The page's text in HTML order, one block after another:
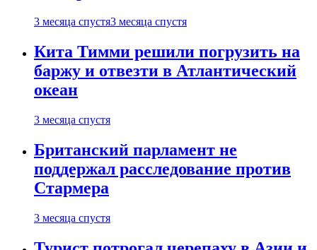
3 месяца спустя3 месяца спустя
Кита Тимми решили погрузить на
баржу и отвезти в Атлантический
океан
3 месяца спустя
Британский парламент не
поддержал расследование против
Стармера
3 месяца спустя